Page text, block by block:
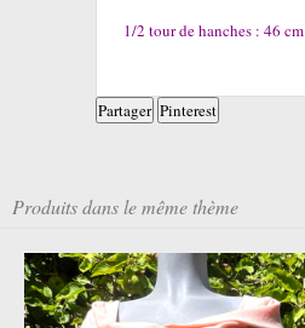
1/2 tour de hanches : 46 cm
Partager Pinterest
Produits dans le même thème